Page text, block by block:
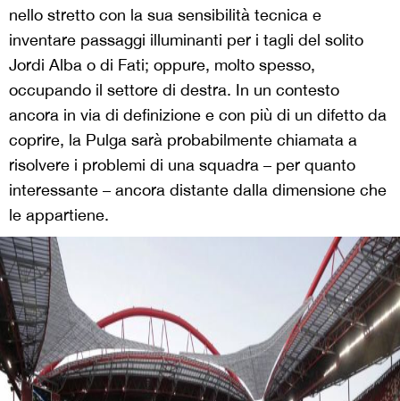
nello stretto con la sua sensibilità tecnica e
inventare passaggi illuminanti per i tagli del solito
Jordi Alba o di Fati; oppure, molto spesso,
occupando il settore di destra. In un contesto
ancora in via di definizione e con più di un difetto da
coprire, la Pulga sarà probabilmente chiamata a
risolvere i problemi di una squadra – per quanto
interessante – ancora distante dalla dimensione che
le appartiene.